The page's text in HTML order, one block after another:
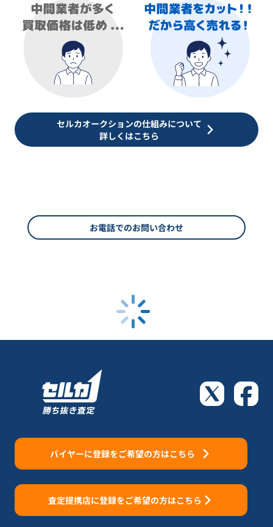
セルカオークションの仕組みについて
詳しくはこちら
お電話でのお問い合わせ
バイヤーに登録をご希望の方はこちら
査定提携店に登録をご希望の方はこちら